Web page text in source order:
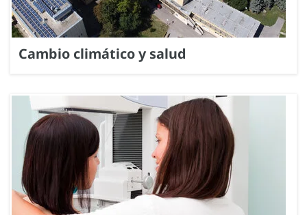
Cambio climático y salud